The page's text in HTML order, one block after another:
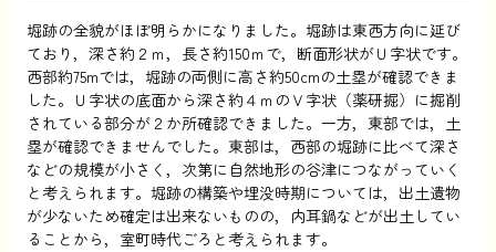
堀跡の全貌がほぼ明らかになりました。堀跡は東西方向に延び
ており，深さ約２ｍ，長さ約150ｍで，断面形状がＵ字状です。
西部約75mでは，堀跡の両側に高さ約50cmの土塁が確認できま
した。Ｕ字状の底面から深さ約４ｍのＶ字状（薬研掘）に掘削
されている部分が２か所確認できました。一方，東部では，土
塁が確認できませんでした。東部は，西部の堀跡に比べて深さ
などの規模が小さく，次第に自然地形の谷津につながっていく
と考えられます。堀跡の構築や埋没時期については，出土遺物
が少ないため確定は出来ないものの，内耳鍋などが出土してい
ることから，室町時代ごろと考えられます。